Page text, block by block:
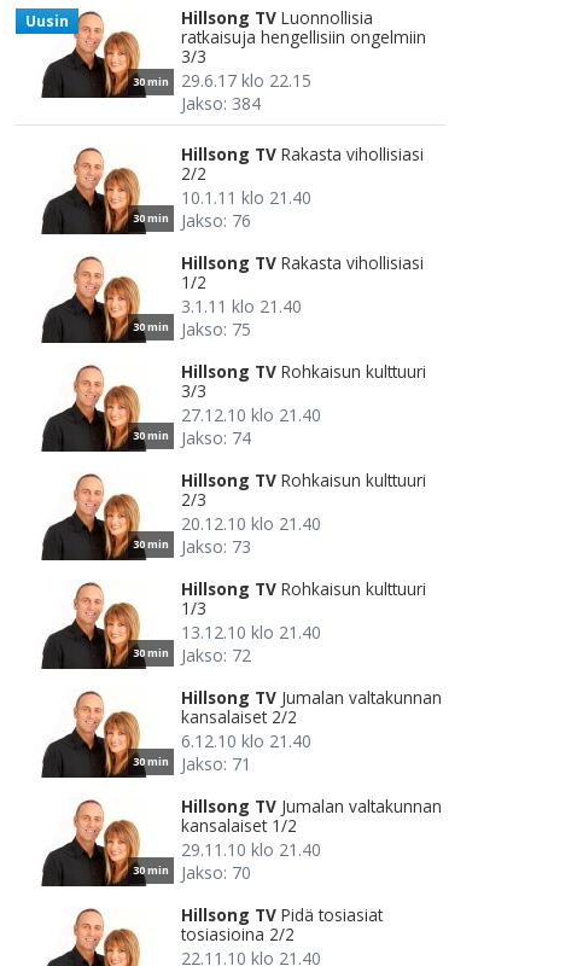
30 min
Uusin Hillsong TV Luonnollisia
ratkaisuja hengellisiin ongelmiin
3/3
29.6.17 klo 22.15
Jakso: 384
30 min
Hillsong TV Rakasta vihollisiasi
2/2
10.1.11 klo 21.40
Jakso: 76
30 min
Hillsong TV Rakasta vihollisiasi
1/2
3.1.11 klo 21.40
Jakso: 75
30 min
Hillsong TV Rohkaisun kulttuuri
3/3
27.12.10 klo 21.40
Jakso: 74
30 min
Hillsong TV Rohkaisun kulttuuri
2/3
20.12.10 klo 21.40
Jakso: 73
30 min
Hillsong TV Rohkaisun kulttuuri
1/3
13.12.10 klo 21.40
Jakso: 72
30 min
Hillsong TV Jumalan valtakunnan
kansalaiset 2/2
6.12.10 klo 21.40
Jakso: 71
30 min
Hillsong TV Jumalan valtakunnan
kansalaiset 1/2
29.11.10 klo 21.40
Jakso: 70
Hillsong TV Pidä tosiasiat
tosiasioina 2/2
22.11.10 klo 21.40